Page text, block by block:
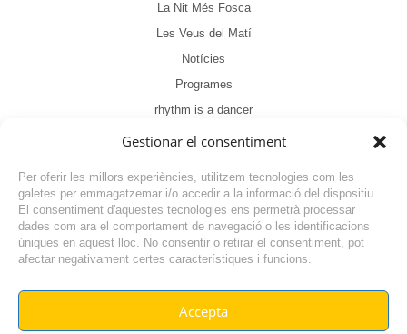
Gestionar el consentiment
Per oferir les millors experiències, utilitzem tecnologies com les
galetes per emmagatzemar i/o accedir a la informació del dispositiu.
El consentiment d'aquestes tecnologies ens permetrà processar
dades com ara el comportament de navegació o les identificacions
úniques en aquest lloc. No consentir o retirar el consentiment, pot
afectar negativament certes característiques i funcions.
Accepta
La Nit Més Fosca
Les Veus del Matí
Notícies
Programes
rhythm is a dancer
Sense categoria
© RADIO VILAFANT 2024